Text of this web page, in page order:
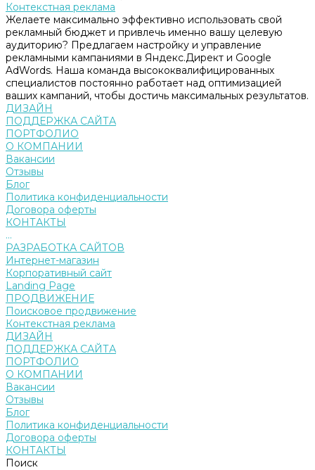
Контекстная реклама
Желаете максимально эффективно использовать свой
рекламный бюджет и привлечь именно вашу целевую
аудиторию? Предлагаем настройку и управление
рекламными кампаниями в Яндекс.Директ и Google
AdWords. Наша команда высококвалифицированных
специалистов постоянно работает над оптимизацией
ваших кампаний, чтобы достичь максимальных результатов.
ДИЗАЙН
ПОДДЕРЖКА САЙТА
ПОРТФОЛИО
О КОМПАНИИ
Вакансии
Отзывы
Блог
Политика конфиденциальности
Договора оферты
КОНТАКТЫ
...
РАЗРАБОТКА САЙТОВ
Интернет-магазин
Корпоративный сайт
Landing Page
ПРОДВИЖЕНИЕ
Поисковое продвижение
Контекстная реклама
ДИЗАЙН
ПОДДЕРЖКА САЙТА
ПОРТФОЛИО
О КОМПАНИИ
Вакансии
Отзывы
Блог
Политика конфиденциальности
Договора оферты
КОНТАКТЫ
Поиск